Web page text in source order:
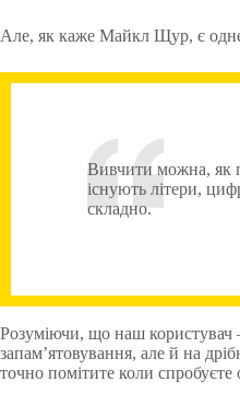
Але, як каже Майкл Щур, є одне
Вивчити можна, як
існують літери,
складно.
Розуміючи, що наш користувач
запам’ятовування, але й на
точно помітите коли спробуєте